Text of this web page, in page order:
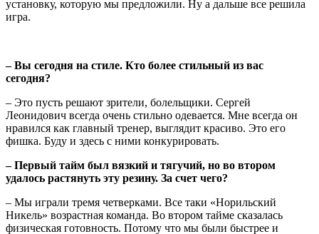
установку, которую мы предложили. Ну а дальше все решила
игра.
– Вы сегодня на стиле. Кто более стильный из вас
сегодня?
– Это пусть решают зрители, болельщики. Сергей
Леонидович всегда очень стильно одевается. Мне всегда он
нравился как главный тренер, выглядит красиво. Это его
фишка. Буду и здесь с ними конкурировать.
– Первый тайм был вязкий и тягучий, но во втором
удалось растянуть эту резину. За счет чего?
– Мы играли тремя четверками. Все таки «Норильский
Никель» возрастная команда. Во втором тайме сказалась
физическая готовность. Потому что мы были быстрее и